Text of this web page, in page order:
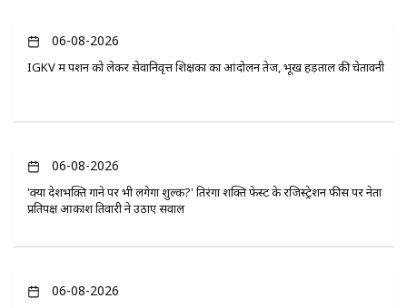
06-08-2026
IGKV में पेंशन को लेकर सेवानिवृत्त शिक्षकों का आंदोलन तेज, भूख हड़ताल की चेतावनी
06-08-2026
'क्या देशभक्ति गाने पर भी लगेगा शुल्क?' तिरंगा शक्ति फेस्ट के रजिस्ट्रेशन फीस पर नेता
प्रतिपक्ष आकाश तिवारी ने उठाए सवाल
06-08-2026